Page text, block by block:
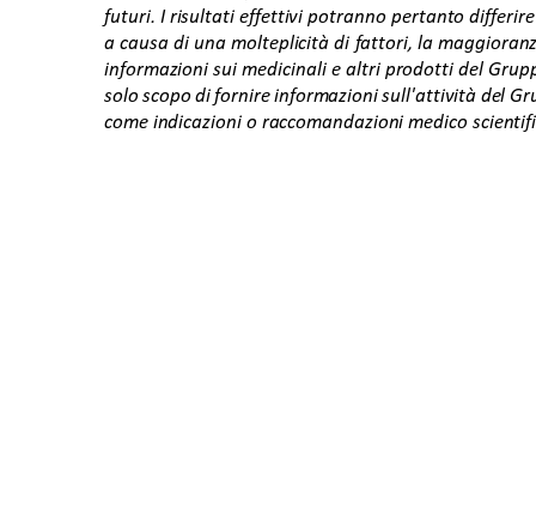
futuri. I risultati effettivi potranno pertanto
a causa di una molteplicità di fattori, la
informazioni sui medicinali e altri prodotti del
solo scopo di fornire informazioni sull'attività del
come indicazioni o raccomandazioni medico